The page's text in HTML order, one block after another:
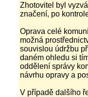
Zhotovitel byl
značení, po
Oprava celé
možná
souvislou údržbu
daném ohledu si
oddělení správy
návrhu opravy a
V případě dalšího